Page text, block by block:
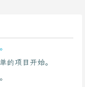
的项目开始。